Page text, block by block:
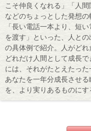
こそ仲良くなれる」「人間
などのちょっとした発想の
「長い電話一本より、短
を渡す」といった、人と
の具体例で紹介。人がどれ
どれだけ人間として成長
には、それがたとえたった
あなたを一年分成長させ
を、より実りあるものにす